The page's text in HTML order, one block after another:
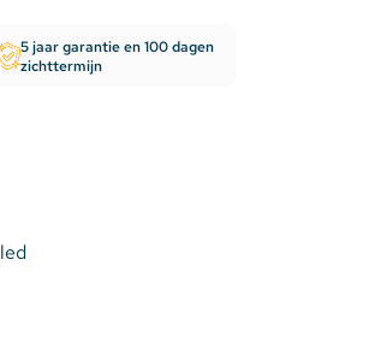
Downlight
5 jaar garantie en 100 dagen
zichttermijn